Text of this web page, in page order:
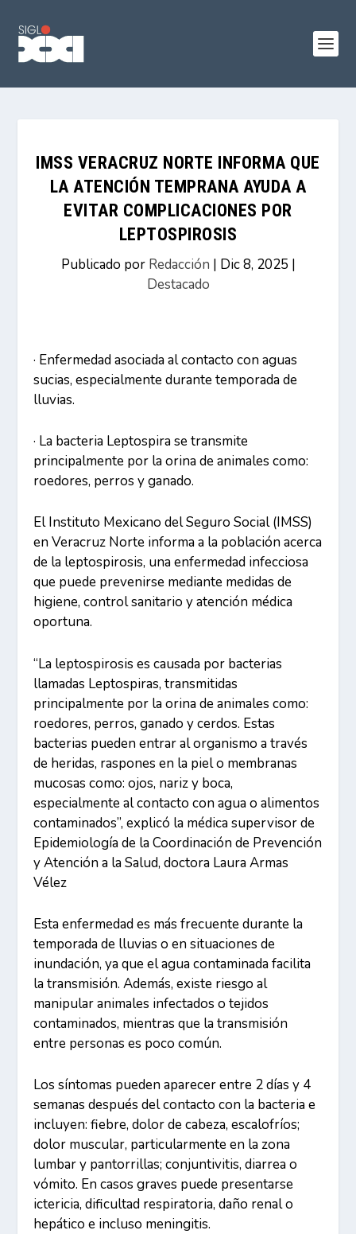
IMSS VERACRUZ NORTE INFORMA QUE
LA ATENCIÓN TEMPRANA AYUDA A
EVITAR COMPLICACIONES POR
LEPTOSPIROSIS
Publicado por Redacción | Dic 8, 2025 |
Destacado
· Enfermedad asociada al contacto con aguas
sucias, especialmente durante temporada de
lluvias.
· La bacteria Leptospira se transmite
principalmente por la orina de animales como:
roedores, perros y ganado.
El Instituto Mexicano del Seguro Social (IMSS)
en Veracruz Norte informa a la población acerca
de la leptospirosis, una enfermedad infecciosa
que puede prevenirse mediante medidas de
higiene, control sanitario y atención médica
oportuna.
“La leptospirosis es causada por bacterias
llamadas Leptospiras, transmitidas
principalmente por la orina de animales como:
roedores, perros, ganado y cerdos. Estas
bacterias pueden entrar al organismo a través
de heridas, raspones en la piel o membranas
mucosas como: ojos, nariz y boca,
especialmente al contacto con agua o alimentos
contaminados”, explicó la médica supervisor de
Epidemiología de la Coordinación de Prevención
y Atención a la Salud, doctora Laura Armas
Vélez
Esta enfermedad es más frecuente durante la
temporada de lluvias o en situaciones de
inundación, ya que el agua contaminada facilita
la transmisión. Además, existe riesgo al
manipular animales infectados o tejidos
contaminados, mientras que la transmisión
entre personas es poco común.
Los síntomas pueden aparecer entre 2 días y 4
semanas después del contacto con la bacteria e
incluyen: fiebre, dolor de cabeza, escalofríos;
dolor muscular, particularmente en la zona
lumbar y pantorrillas; conjuntivitis, diarrea o
vómito. En casos graves puede presentarse
ictericia, dificultad respiratoria, daño renal o
hepático e incluso meningitis.